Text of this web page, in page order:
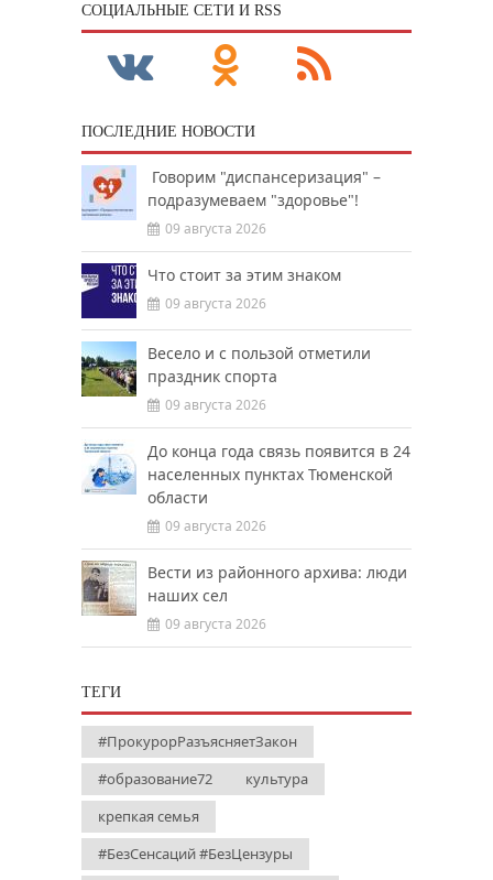
CОЦИАЛЬНЫЕ СЕТИ И RSS
ПОСЛЕДНИЕ НОВОСТИ
Говорим "диспансеризация" –
подразумеваем "здоровье"!
09 августа 2026
Что стоит за этим знаком
09 августа 2026
Весело и с пользой отметили
праздник спорта
09 августа 2026
До конца года связь появится в 24
населенных пунктах Тюменской
области
09 августа 2026
Вести из районного архива: люди
наших сел
09 августа 2026
ТЕГИ
#ПрокурорРазъясняетЗакон
#образование72
культура
крепкая семья
#БезСенсаций #БезЦензуры